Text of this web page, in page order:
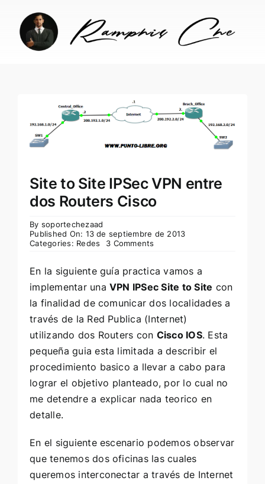
content
Site to Site IPSec VPN entre
dos Routers Cisco
By soportechezaad
Published On: 13 de septiembre de 2013
Categories: Redes 3 Comments
En la siguiente guía practica vamos a
implementar una VPN IPSec Site to Site con
la finalidad de comunicar dos localidades a
través de la Red Publica (Internet)
utilizando dos Routers con Cisco IOS. Esta
pequeña guia esta limitada a describir el
procedimiento basico a llevar a cabo para
lograr el objetivo planteado, por lo cual no
me detendre a explicar nada teorico en
detalle.
En el siguiente escenario podemos observar
que tenemos dos oficinas las cuales
queremos interconectar a través de Internet